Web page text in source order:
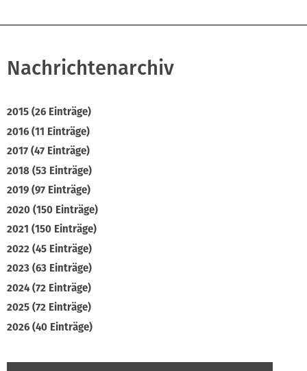
Nachrichtenarchiv
2015 (26 Einträge)
2016 (11 Einträge)
2017 (47 Einträge)
2018 (53 Einträge)
2019 (97 Einträge)
2020 (150 Einträge)
2021 (150 Einträge)
2022 (45 Einträge)
2023 (63 Einträge)
2024 (72 Einträge)
2025 (72 Einträge)
2026 (40 Einträge)